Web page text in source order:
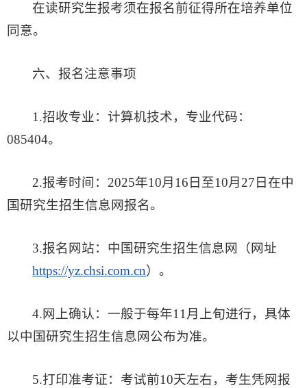
在读研究生报考须在报名前征得所在培养单位
同意。
六、报名注意事项
1.招收专业：计算机技术，专业代码：
085404。
2.报考时间：2025年10月16日至10月27日在中
国研究生招生信息网报名。
3.报名网站：中国研究生招生信息网（网址
https://yz.chsi.com.cn）。
4.网上确认：一般于每年11月上旬进行，具体
以中国研究生招生信息网公布为准。
5.打印准考证：考试前10天左右，考生凭网报